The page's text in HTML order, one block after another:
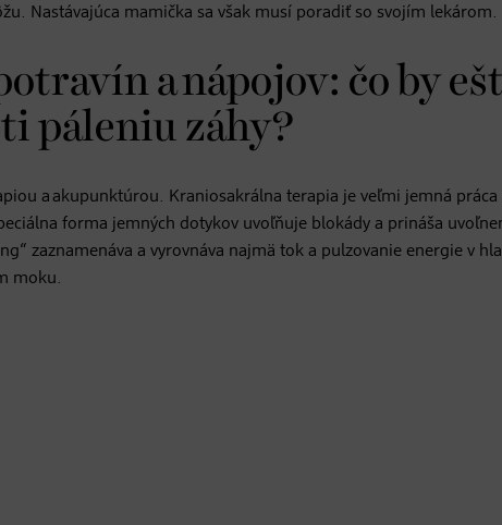
Nastávajúca mamička sa však musí poradiť so svojím lekárom.
a nápojov: čo by
páleniu záhy?
a akupunktúrou. Kraniosakrálna terapia je veľmi jemná práca
forma jemných dotykov uvoľňuje blokády a prináša
zaznamenáva a vyrovnáva najmä tok a pulzovanie energie v
moku.